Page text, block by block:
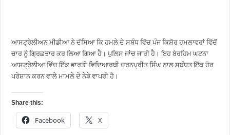
ਆਸਟ੍ਰੇਲੀਅਨ ਮੀਡੀਆ ਨੇ ਦੱਸਿਆ ਕਿ ਹਮਲੇ ਦੇ ਸਬੰਧ ਵਿੱਚ ਪੰਜ ਕਿਸ਼ੋਰ ਹਮਲਾਵਰਾਂ ਵਿੱਚੋਂ
ਚਾਰ ਨੂੰ ਗ੍ਰਿਫ਼ਤਾਰ ਕਰ ਲਿਆ ਗਿਆ ਹੈ। ਪੁਲਿਸ ਜਾਂਚ ਜਾਰੀ ਹੈ। ਇਹ ਬੇਰਹਿਮ ਘਟਨਾ
ਆਸਟ੍ਰੇਲੀਆ ਵਿੱਚ ਇੱਕ ਭਾਰਤੀ ਵਿਦਿਆਰਥੀ ਚਰਨਪ੍ਰੀਤ ਸਿੰਘ ਨਾਲ ਸਬੰਧਤ ਇੱਕ ਹੋਰ
ਪਰੇਸ਼ਾਨ ਕਰਨ ਵਾਲੇ ਮਾਮਲੇ ਦੇ ਨੇੜੇ ਵਾਪਰੀ ਹੈ।
Share this:
Facebook X